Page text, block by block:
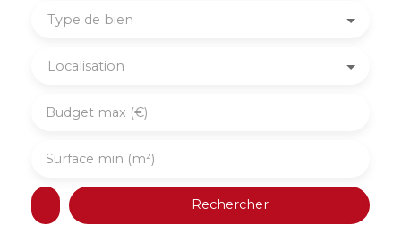
Type de bien
Localisation
Budget max (€)
Surface min (m²)
Rechercher